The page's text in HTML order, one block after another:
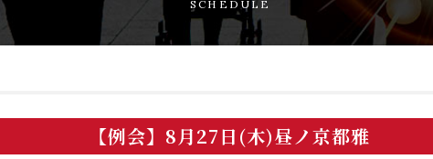
SCHEDULE
【例会】8月27日(木)昼ノ京都雅